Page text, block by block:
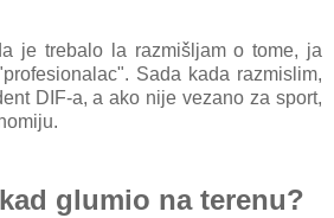
je trebalo la razmišljam o tome, ja
Sada kada razmislim,
DIF-a, a ako nije vezano za sport,
glumio na terenu?